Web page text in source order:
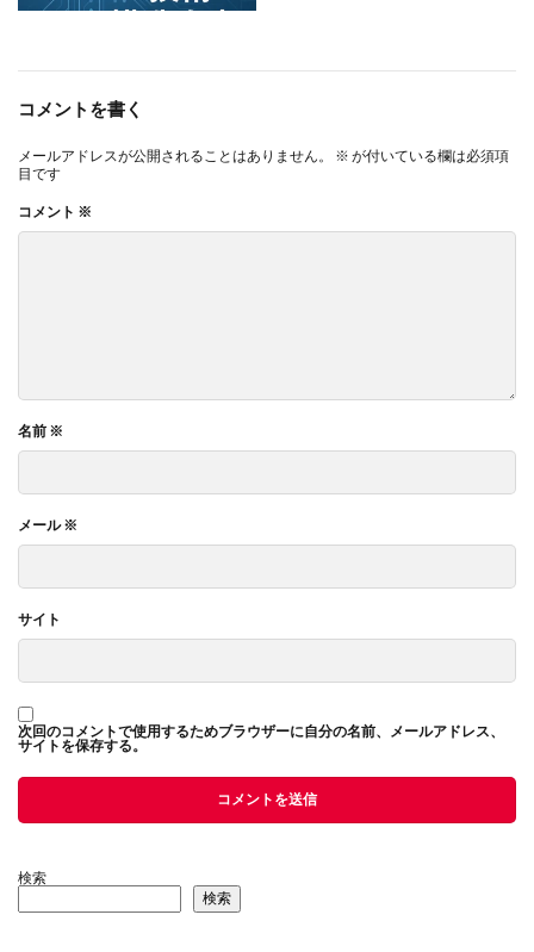
コメントを書く
メールアドレスが公開されることはありません。 ※ が付いている欄は必須項
目です
コメント ※
名前 ※
メール※
サイト
次回のコメントで使用するためブラウザーに自分の名前、メールアドレス、
サイトを保存する。
検索
検索